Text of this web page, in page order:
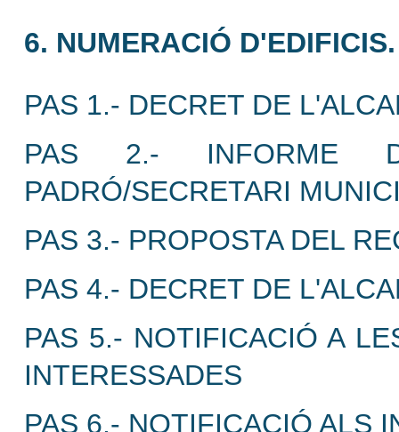
6. NUMERACIÓ D'EDIFICIS.
PAS 1.- DECRET DE
PAS 2.- INFORME
PADRÓ/SECRETARI
PAS 3.- PROPOSTA DEL
PAS 4.- DECRET DE
PAS 5.- NOTIFICACIÓ A
INTERESSADES
PAS 6.- NOTIFICACIÓ ALS